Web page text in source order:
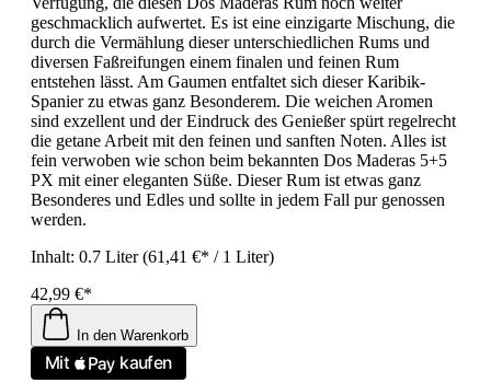
geschmacklich aufwertet. Es ist eine einzigarte Mischung, die
durch die Vermählung dieser unterschiedlichen Rums und
diversen Faßreifungen einem finalen und feinen Rum
entstehen lässt. Am Gaumen entfaltet sich dieser Karibik-
Spanier zu etwas ganz Besonderem. Die weichen Aromen
sind exzellent und der Eindruck des Genießer spürt regelrecht
die getane Arbeit mit den feinen und sanften Noten. Alles ist
fein verwoben wie schon beim bekannten Dos Maderas 5+5
PX mit einer eleganten Süße. Dieser Rum ist etwas ganz
Besonderes und Edles und sollte in jedem Fall pur genossen
werden.
Inhalt: 0.7 Liter(61,41 €* / 1 Liter)
42,99 €*
In den Warenkorb